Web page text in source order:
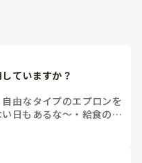
ていますか？
自由なタイプのエプロンを
日もあるな～ ・ 給食のと